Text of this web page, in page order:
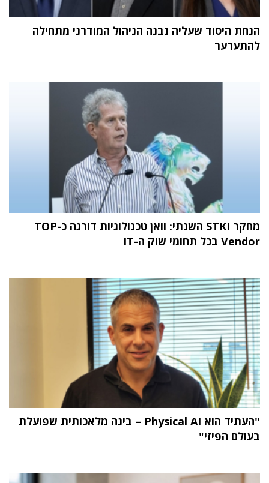
הנחת היסוד שעליה נבנה הניהול המודרני מתחילה
להתערער
מחקר STKI השנתי: וואן טכנולוגיות דורגה כ-TOP
Vendor בכל תחומי שוק ה-IT
"העתיד הוא Physical AI – בינה מלאכותית שפועלת
בעולם הפיזי"